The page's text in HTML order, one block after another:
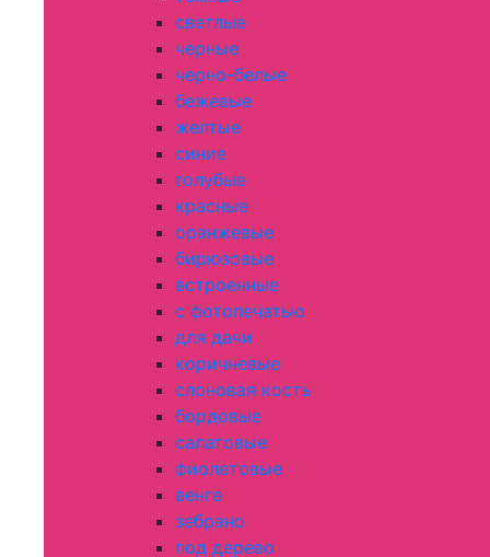
светлые
черные
черно-белые
бежевые
желтые
синие
голубые
красные
оранжевые
бирюзовые
встроенные
с фотопечатью
для дачи
коричневые
слоновая кость
бордовые
салатовые
фиолетовые
венге
зебрано
под дерево